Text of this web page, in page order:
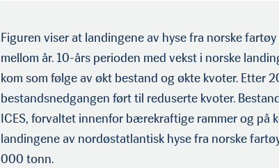
Figuren viser at landingene av hyse fra norske
mellom år. 10-års perioden med vekst i norske
kom som følge av økt bestand og økte kvoter. Etter
bestandsnedgangen ført til reduserte kvoter.
ICES, forvaltet innenfor bærekraftige rammer og på
landingene av nordøstatlan­tisk hyse fra norske
000 tonn.